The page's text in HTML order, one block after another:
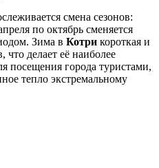
смена сезонов:
по октябрь сменяется
Зима в Котри короткая и
что делает её наиболее
посещения города туристами,
тепло экстремальному